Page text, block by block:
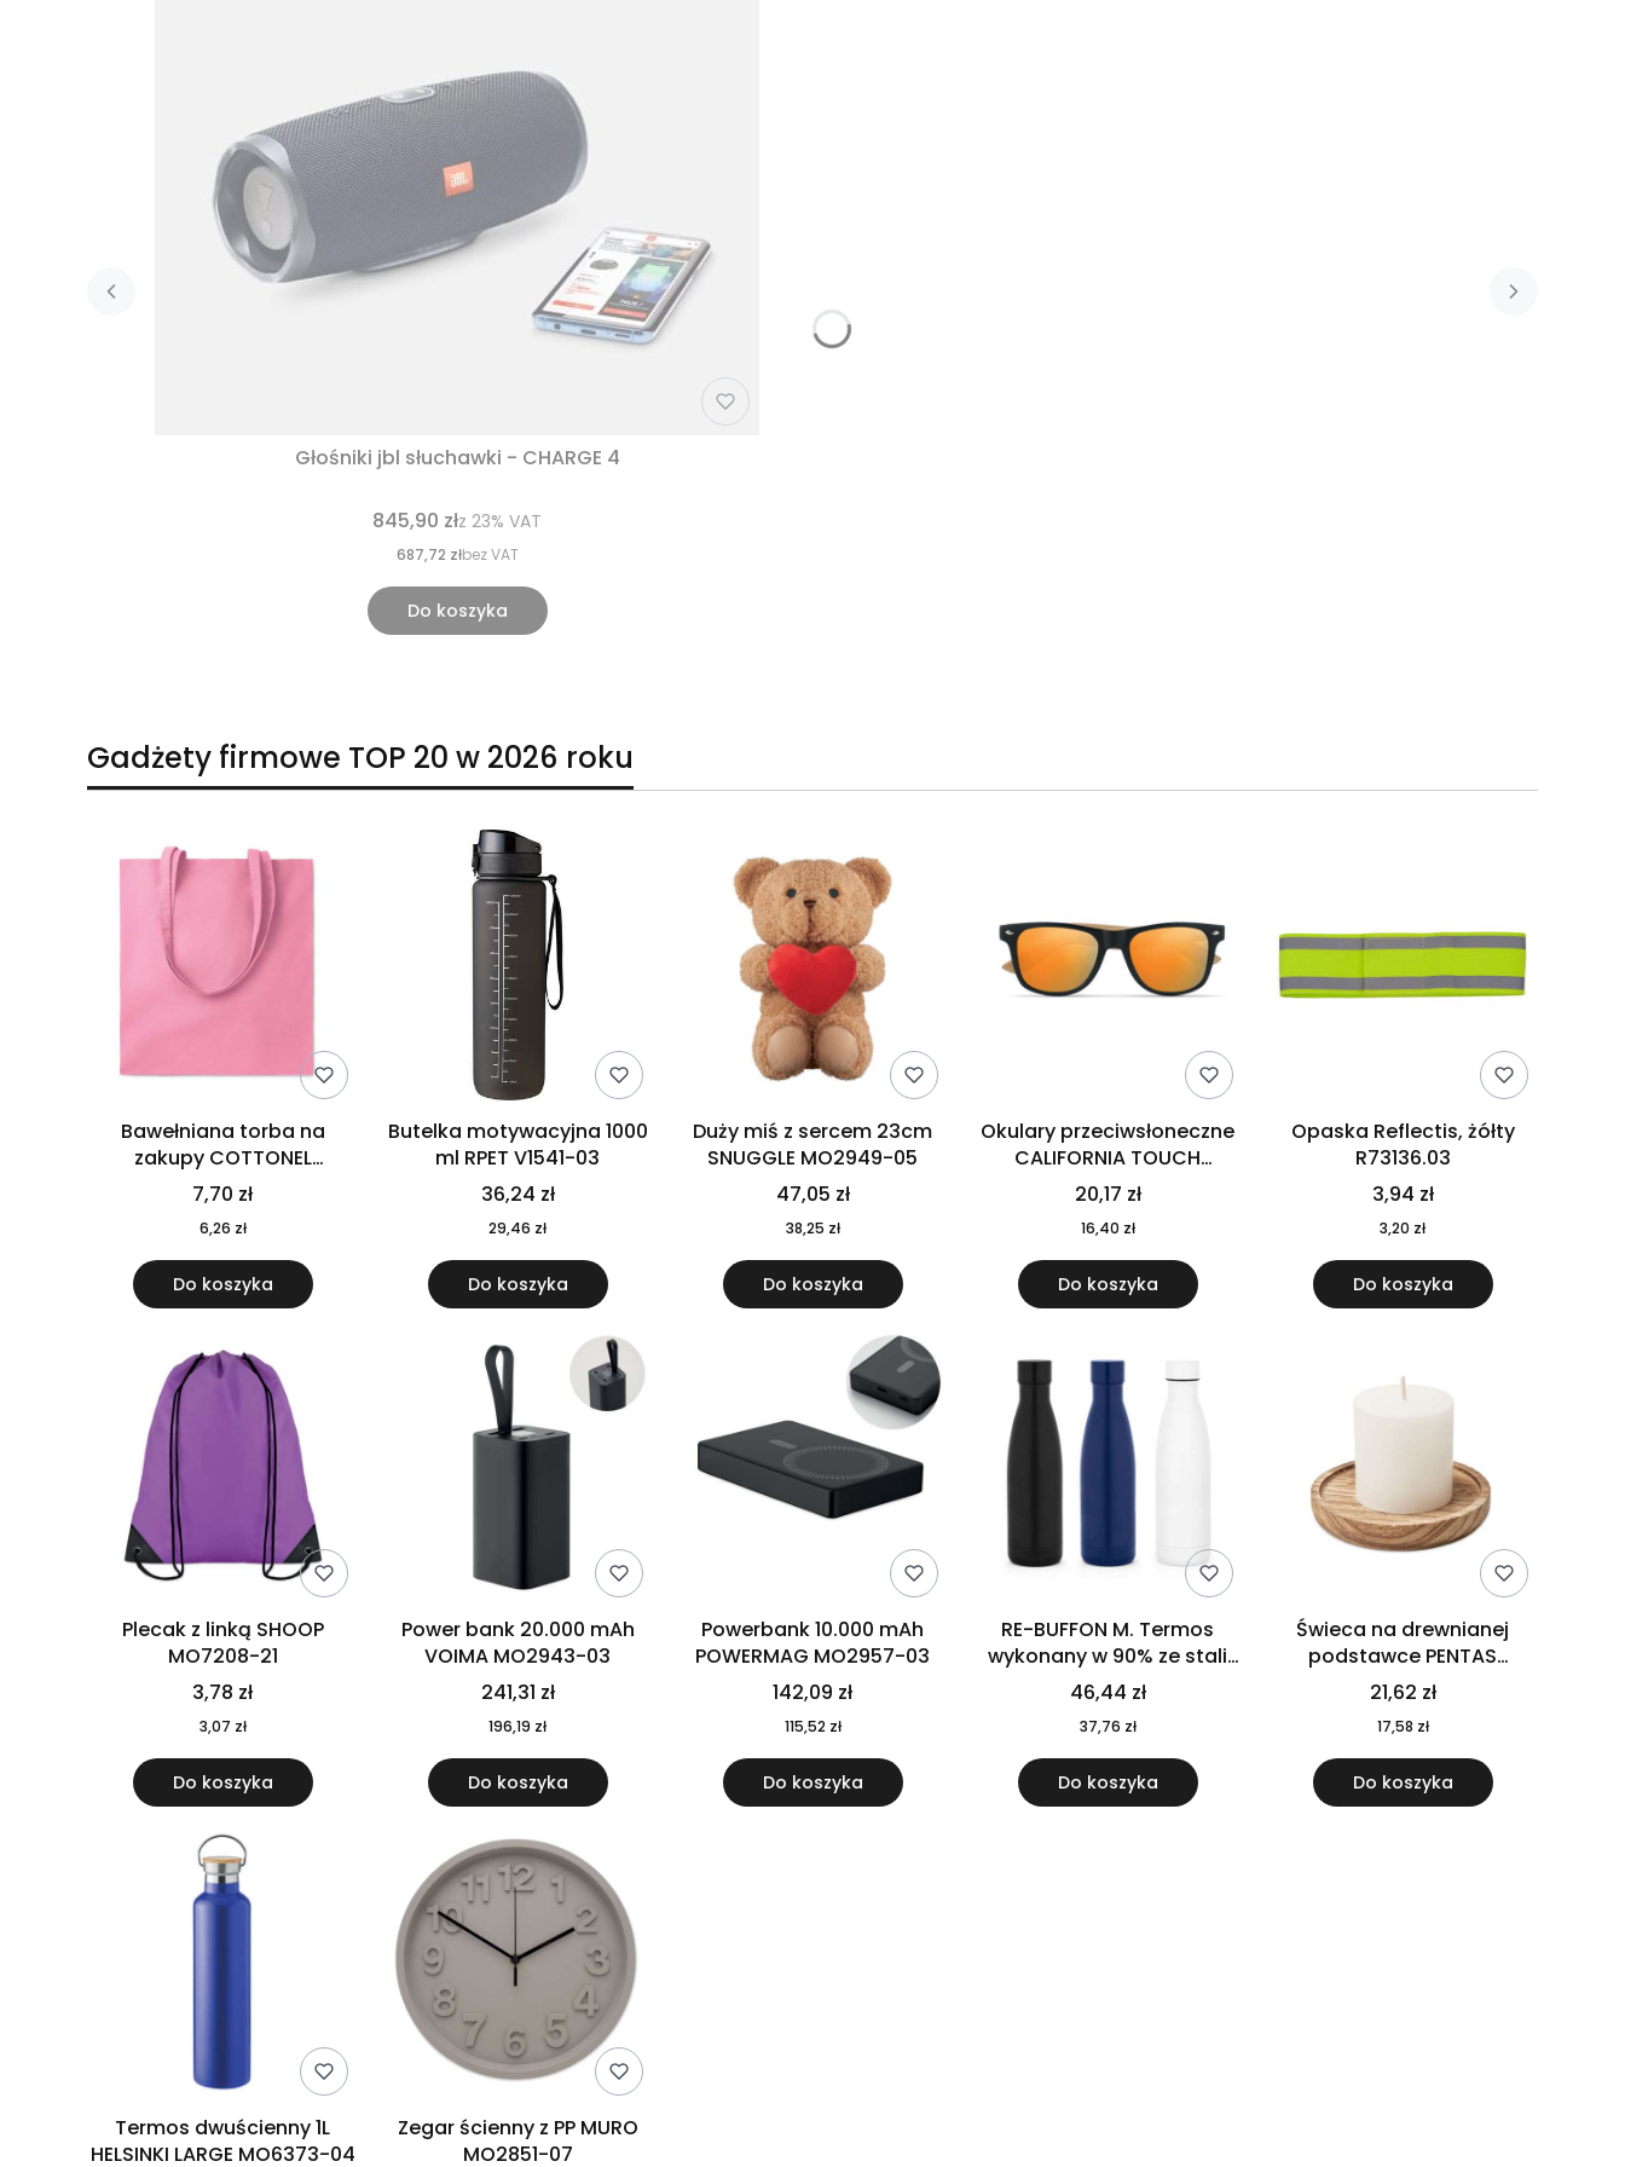
Głośniki jbl słuchawki - CHARGE 4
845,90 złz 23% VAT
687,72 złbez VAT
Do koszyka
Gadżety firmowe TOP 20 w 2026 roku
Bawełniana torba na
zakupy COTTONEL
COLOUR++ MO9846-11
7,70 zł
6,26 zł
Do koszyka
Butelka motywacyjna 1000
ml RPET V1541-03
36,24 zł
29,46 zł
Do koszyka
Duży miś z sercem 23cm
SNUGGLE MO2949-05
47,05 zł
38,25 zł
Do koszyka
Okulary przeciwsłoneczne
CALIFORNIA TOUCH
MO9617-10
20,17 zł
16,40 zł
Do koszyka
Opaska Reflectis, żółty
R73136.03
3,94 zł
3,20 zł
Do koszyka
Plecak z linką SHOOP
MO7208-21
3,78 zł
3,07 zł
Do koszyka
Power bank 20.000 mAh
VOIMA MO2943-03
241,31 zł
196,19 zł
Do koszyka
Powerbank 10.000 mAh
POWERMAG MO2957-03
142,09 zł
115,52 zł
Do koszyka
RE-BUFFON M. Termos
wykonany w 90% ze stali
nierdzewnej pochodzącej z
recyklingu 520 ml 94294
46,44 zł
37,76 zł
Do koszyka
Świeca na drewnianej
podstawce PENTAS
MO6282-40
21,62 zł
17,58 zł
Do koszyka
Termos dwuścienny 1L
HELSINKI LARGE MO6373-04
Zegar ścienny z PP MURO
MO2851-07